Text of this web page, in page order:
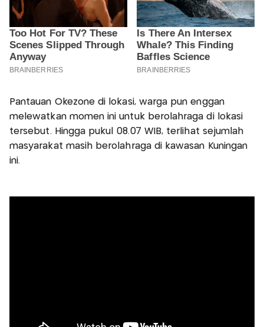
Pantauan Okezone di lokasi, warga pun enggan
melewatkan momen ini untuk berolahraga di lokasi
tersebut. Hingga pukul 08.07 WIB, terlihat sejumlah
masyarakat masih berolahraga di kawasan Kuningan
ini.